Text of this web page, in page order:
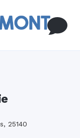
25140